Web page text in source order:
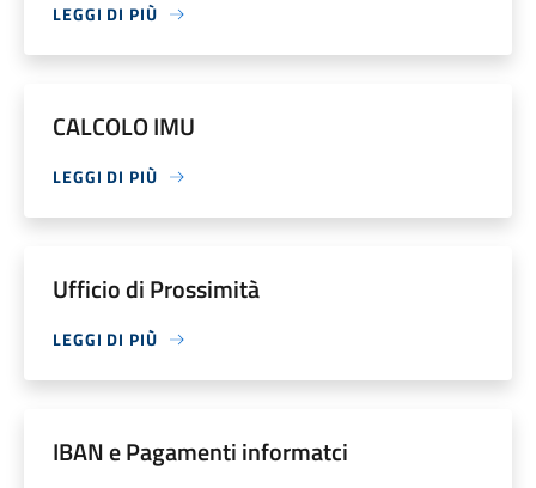
LEGGI DI PIÙ
CALCOLO IMU
LEGGI DI PIÙ
Ufficio di Prossimità
LEGGI DI PIÙ
IBAN e Pagamenti informatci